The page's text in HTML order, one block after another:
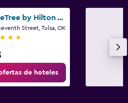
DoubleTree by Hilton Tulsa-Downtown
Street, Tulsa, OK
de hoteles